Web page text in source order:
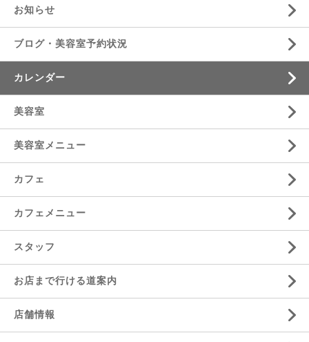
お知らせ
ブログ・美容室予約状況
カレンダー
美容室
美容室メニュー
カフェ
カフェメニュー
スタッフ
お店まで行ける道案内
店舗情報